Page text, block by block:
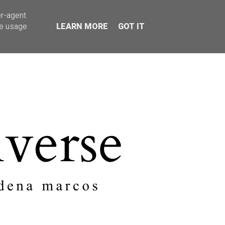
SOBRE MI
agent
usage
LEARN MORE GOT IT